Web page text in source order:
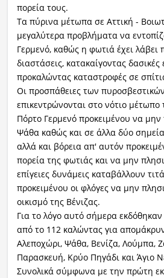
πορεία τους.
Τα πύρινα μέτωπα σε Αττική -
μεγαλύτερα προβλήματα να
Γερμενό, καθώς η φωτιά έχει λάβει
διαστάσεις, κατακαίγοντας δασικές
προκαλώντας καταστροφές σε
Οι προσπάθειες των
επικεντρώνονται στο νότιο μέτωπο
Πόρτο Γερμενό προκειμένου να
Ψάθα καθώς και σε άλλα δύο
αλλά και βόρεια απ' αυτόν
πορεία της φωτιάς και να μην
επίγειες δυνάμεις καταβάλλουν
προκειμένου οι φλόγες να μην
οικισμό της Βένιζας.
Για το λόγο αυτό σήμερα
από το 112 καλώντας για
Αλεποχώρι, Ψάθα, Βενίζα, Λούμπα,
Παρασκευή, Κρύο Πηγάδι και Άγιο
Συνολικά σύμφωνα με την πρώτη